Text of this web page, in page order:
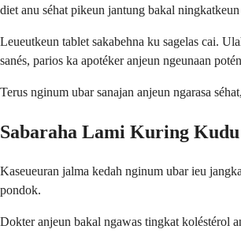
diet anu séhat pikeun jantung bakal
Leueutkeun tablet sakabehna ku sagelas cai.
sanés, parios ka apotéker anjeun ngeunaan
Terus nginum ubar sanajan anjeun ngarasa
Sabaraha Lami Kuring Kudu
Kaseueuran jalma kedah nginum ubar ieu
pondok.
Dokter anjeun bakal ngawas tingkat koléstérol